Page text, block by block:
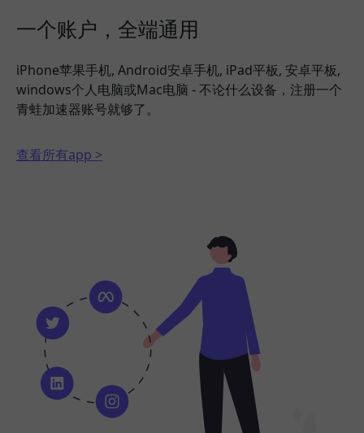
一个账户，全端通用
iPhone苹果手机, Android安卓手机, iPad平板, 安卓平板,
windows个人电脑或Mac电脑 - 不论什么设备，注册一个
青蛙加速器账号就够了。
查看所有app >